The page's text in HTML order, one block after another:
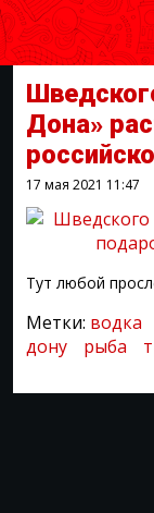
Дона»
17 мая 2021 11:47
Тут любой
Метки: водка
дону
рыба